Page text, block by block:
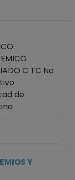
C TC No
de
Y